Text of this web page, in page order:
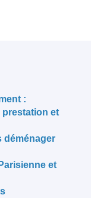
:
prestation et
déménager
Parisienne et